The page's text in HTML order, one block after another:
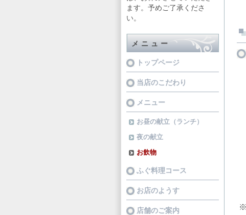
ます。予めご了承くださ
い。
メニュー
トップページ
当店のこだわり
メニュー
お昼の献立（ランチ）
夜の献立
お飲物
ふぐ料理コース
お店のようす
店舗のご案内
※